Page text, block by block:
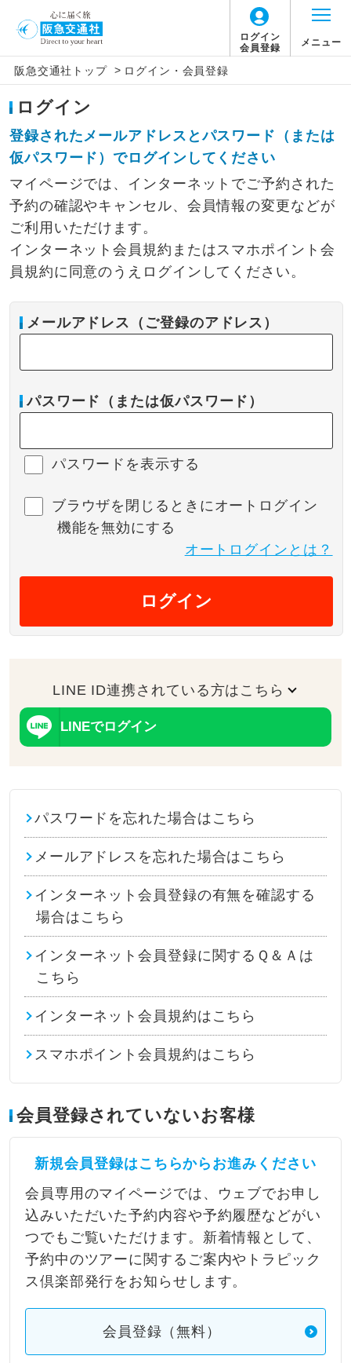
ログイン
会員登録
メニュー
阪急交通社トップ > ログイン・会員登録
ログイン
登録されたメールアドレスとパスワード（または
仮パスワード）でログインしてください
マイページでは、インターネットでご予約された
予約の確認やキャンセル、会員情報の変更などが
ご利用いただけます。
インターネット会員規約またはスマホポイント会
員規約に同意のうえログインしてください。
メールアドレス（ご登録のアドレス）
パスワード（または仮パスワード）
パスワードを表示する
ブラウザを閉じるときにオートログイン
機能を無効にする
オートログインとは？
ログイン
LINE ID連携されている方はこちら
LINEでログイン
パスワードを忘れた場合はこちら
メールアドレスを忘れた場合はこちら
インターネット会員登録の有無を確認する
場合はこちら
インターネット会員登録に関するＱ＆Ａは
こちら
インターネット会員規約はこちら
スマホポイント会員規約はこちら
会員登録されていないお客様
新規会員登録はこちらからお進みください
会員専用のマイページでは、ウェブでお申し
込みいただいた予約内容や予約履歴などがい
つでもご覧いただけます。新着情報として、
予約中のツアーに関するご案内やトラピック
ス倶楽部発行をお知らせします。
会員登録（無料）